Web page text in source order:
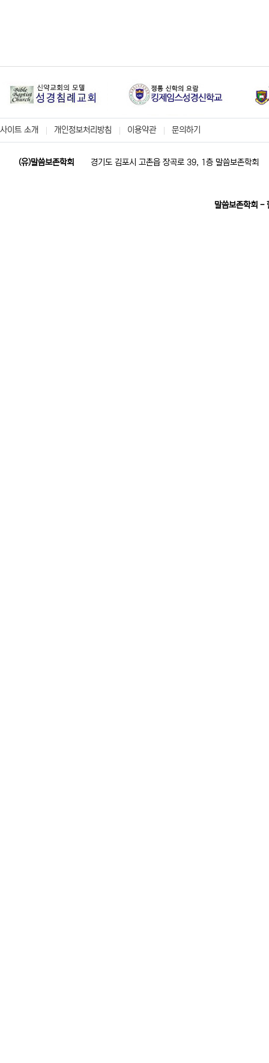
사이트 소개 개인정보처리방침 이용약관 문의하기
(유)말씀보존학회 경기도 김포시 고촌읍 장곡로 39, 1층 말씀보존학회
말씀보존학회 -